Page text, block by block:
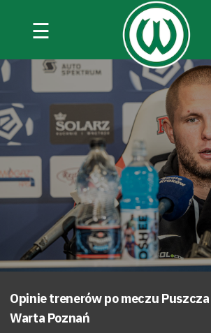
☰
Opinie trenerów po meczu Puszcza
Warta Poznań